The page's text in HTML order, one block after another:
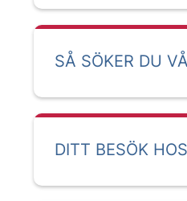
SÅ SÖKER DU
DITT BESÖK